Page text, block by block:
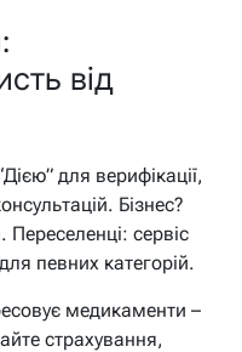
від
для верифікації,
Бізнес?
Переселенці: сервіс
певних категорій.
медикаменти –
страхування,